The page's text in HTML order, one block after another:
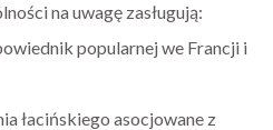
na uwagę zasługują:
popularnej we Francji i
łacińskiego asocjowane z